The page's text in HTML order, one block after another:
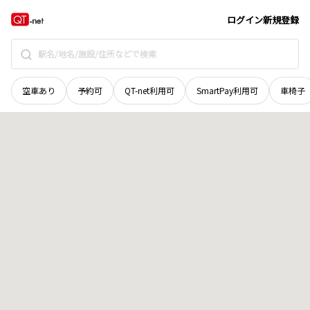
ログイン新規登録
空車あり 予約可 QT-net利用可 SmartPay利用可 車椅子
滋賀県